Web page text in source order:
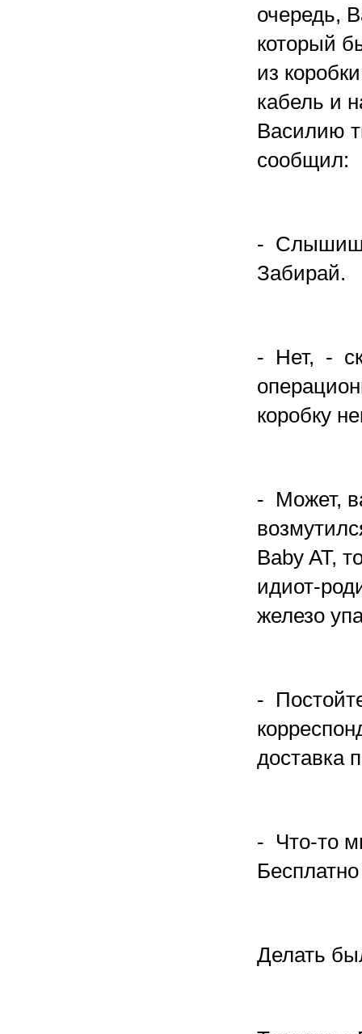
очередь,
который
из
кабель и
Василию
сообщил:
-
Забирай.
- Нет, -
коробку
- Может,
Baby AT,
идиот-
железо
-
доставка
- Что-то
Делать